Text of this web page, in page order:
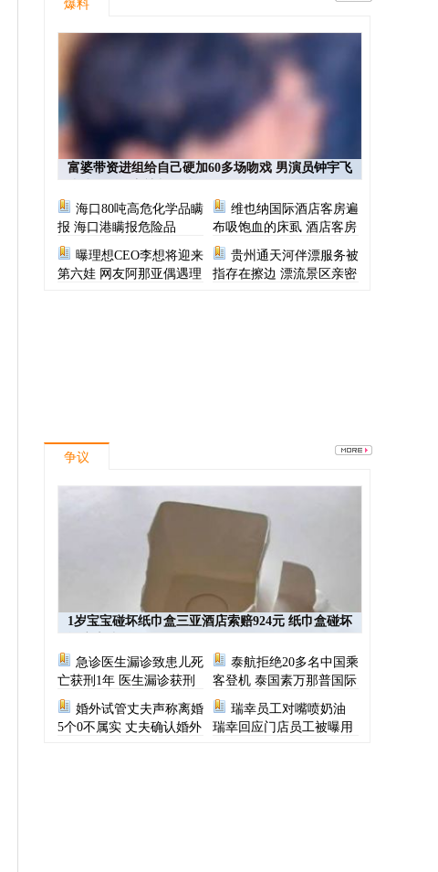
爆料
富婆带资进组给自己硬加60多场吻戏 男演员钟宇飞
海口80吨高危化学品瞒
报 海口港瞒报危险品
维也纳国际酒店客房遍
布吸饱血的床虱 酒店客房
有虫员工反怪顾客不查
曝理想CEO李想将迎来
第六娃 网友阿那亚偶遇理
贵州通天河伴漂服务被
指存在擦边 漂流景区亲密
争议
1岁宝宝碰坏纸巾盒三亚酒店索赔924元 纸巾盒碰坏
急诊医生漏诊致患儿死
亡获刑1年 医生漏诊获刑
泰航拒绝20多名中国乘
客登机 泰国素万那普国际
机场致歉
婚外试管丈夫声称离婚
5个0不属实 丈夫确认婚外
瑞幸员工对嘴喷奶油
瑞幸回应门店员工被曝用